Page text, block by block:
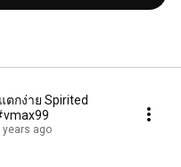
ตกง่าย Spirited
years ago